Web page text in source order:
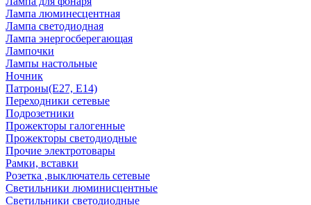
Лампа люминесцентная
Лампа светодиодная
Лампа энергосберегающая
Лампочки
Лампы настольные
Ночник
Патроны(Е27, Е14)
Переходники сетевые
Подрозетники
Прожекторы галогенные
Прожекторы светодиодные
Прочие электротовары
Рамки, вставки
Розетка ,выключатель сетевые
Светильники люминисцентные
Светильники светодиодные